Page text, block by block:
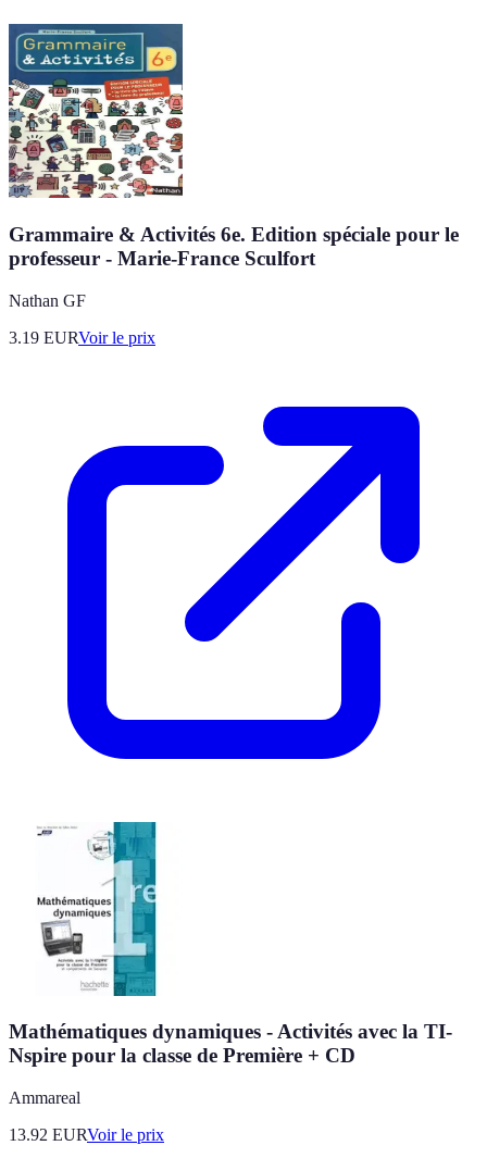
Grammaire & Activités 6e. Edition spéciale pour le
professeur - Marie-France Sculfort
Nathan GF
3.19 EURVoir le prix
Mathématiques dynamiques - Activités avec la TI-
Nspire pour la classe de Première + CD
Ammareal
13.92 EURVoir le prix